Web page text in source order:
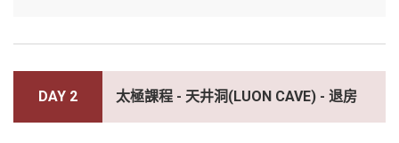
DAY 2 太極課程 - 天井洞(LUON CAVE) - 退房